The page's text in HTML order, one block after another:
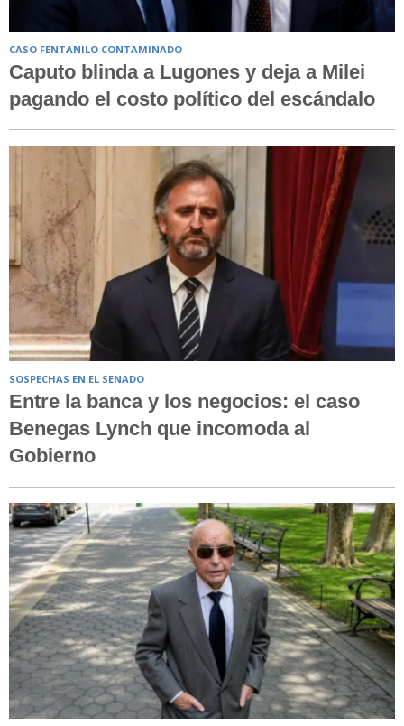
CASO FENTANILO CONTAMINADO
Caputo blinda a Lugones y deja a Milei
pagando el costo político del escándalo
SOSPECHAS EN EL SENADO
Entre la banca y los negocios: el caso
Benegas Lynch que incomoda al
Gobierno